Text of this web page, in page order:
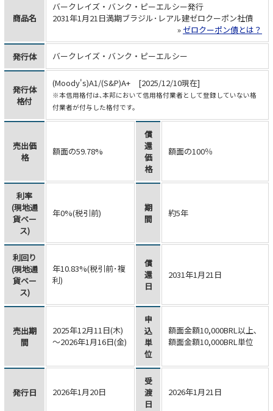
商品名
バークレイズ・バンク・ピーエルシー発行
2031年1月21日満期ブラジル･レアル建ゼロクーポン社債
»ゼロクーポン債とは？
発行体 バークレイズ・バンク・ピーエルシー
発行体
格付
(Moody's)A1/(S&P)A+ [2025/12/10現在]
※本信用格付は､本邦において信用格付業者として登録していない格
付業者が付与した格付です。
売出価
格
額面の59.78%
償
還
価
格
額面の100％
利率
(現地通
貨ベー
ス)
年0%(税引前)
期
間
約5年
利回り
(現地通
貨ベー
ス)
年10.83%(税引前･複
利)
償
還
日
2031年1月21日
売出期
間
2025年12月11日(木)
～2026年1月16日(金)
申
込
単
位
額面金額10,000BRL以上､
額面金額10,000BRL単位
発行日 2026年1月20日
受
渡
日
2026年1月21日